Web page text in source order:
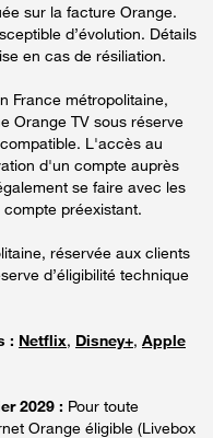
sur la facture Orange.
d’évolution. Détails
en cas de résiliation.
France métropolitaine,
Orange TV sous réserve
L'accès au
d'un compte auprès
se faire avec les
compte préexistant.
réservée aux clients
d’éligibilité technique
: Netflix, Disney+, Apple
2029 : Pour toute
Orange éligible (Livebox